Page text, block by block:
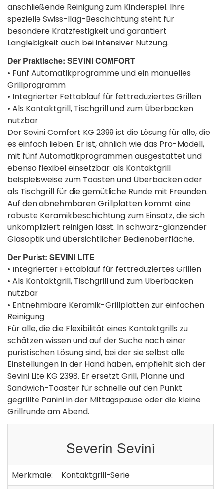
anschließende Reinigung zum Kinderspiel. Ihre
spezielle Swiss-Ilag-Beschichtung steht für
besondere Kratzfestigkeit und garantiert
Langlebigkeit auch bei intensiver Nutzung.
Der Praktische: SEVINI COMFORT
• Fünf Automatikprogramme und ein manuelles
Grillprogramm
• Integrierter Fettablauf für fettreduziertes Grillen
• Als Kontaktgrill, Tischgrill und zum Überbacken
nutzbar
Der Sevini Comfort KG 2399 ist die Lösung für alle, die
es einfach lieben. Er ist, ähnlich wie das Pro-Modell,
mit fünf Automatikprogrammen ausgestattet und
ebenso flexibel einsetzbar: als Kontaktgrill
beispielsweise zum Toasten und Überbacken oder
als Tischgrill für die gemütliche Runde mit Freunden.
Auf den abnehmbaren Grillplatten kommt eine
robuste Keramikbeschichtung zum Einsatz, die sich
unkompliziert reinigen lässt. In schwarz-glänzender
Glasoptik und übersichtlicher Bedienoberfläche.
Der Purist: SEVINI LITE
• Integrierter Fettablauf für fettreduziertes Grillen
• Als Kontaktgrill, Tischgrill und zum Überbacken
nutzbar
• Entnehmbare Keramik-Grillplatten zur einfachen
Reinigung
Für alle, die die Flexibilität eines Kontaktgrills zu
schätzen wissen und auf der Suche nach einer
puristischen Lösung sind, bei der sie selbst alle
Einstellungen in der Hand haben, empfiehlt sich der
Sevini Lite KG 2398. Er ersetzt Grill, Pfanne und
Sandwich-Toaster für schnelle auf den Punkt
gegrillte Panini in der Mittagspause oder die kleine
Grillrunde am Abend.
Severin Sevini
Merkmale:
Kontaktgrill-Serie